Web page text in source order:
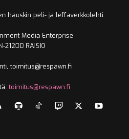
hauskin peli- ja leffaverkkolehti.
Media Enterprise
21200 RAISIO
toimitus@respawn.fi
toimitus@respawn.fi